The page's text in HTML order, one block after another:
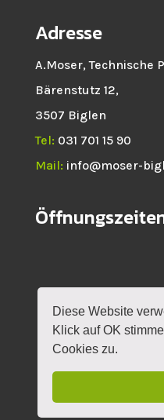
Diese Website
Klick auf OK
Cookies zu.
Adresse
A.Moser, Technische
Bärenstutz 12,
3507 Biglen
Tel: 031 701 15 90
Mail: info@moser-
HOME NEWS
VERANSTALTUNGEN